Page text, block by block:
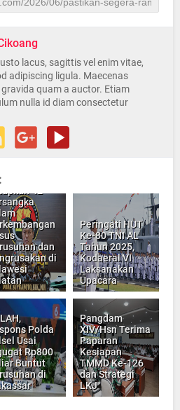
lacus, sagittis vel enim vitae,
adipiscing ligula. Maecenas
quam a auctor. Etiam
nulla id diam consectetur
Sulsel
dan
di
Peringati HUT
Ke-80 TNI AL
Tahun 2025,
Kodaeral VI
Laksanakan
Upacara
Polda
Usai
Rp800
Buntut
di
Pangdam
XIV/Hsn Terima
Paparan
Kesiapan
TMMD Ke-126
dan Strategi
LKJ